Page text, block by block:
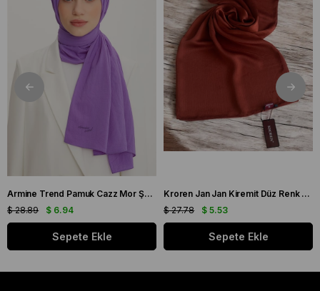
Armine Trend Pamuk Cazz Mor Şal 21210
$ 6.94
$ 28.89
Sepete Ekle
Kroren Jan Jan Kiremit Düz Renk Şal 7301-85
$ 5.53
$ 27.78
Sepete Ekle